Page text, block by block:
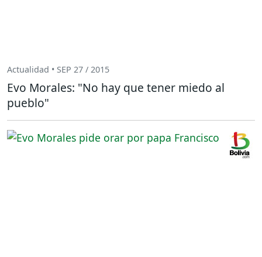
Actualidad • SEP 27 / 2015
Evo Morales: "No hay que tener miedo al
pueblo"